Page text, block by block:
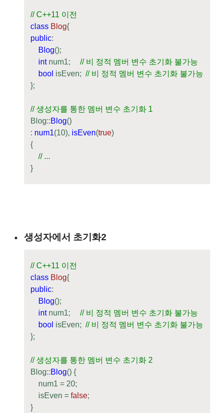
// C++11 이전
class Blog{
public:
Blog();
int num1; // 비 정적 멤버 변수 초기화 불가능
bool isEven; // 비 정적 멤버 변수 초기화 불가능
};
// 생성자를 통한 멤버 변수 초기화 1
Blog::Blog()
: num1(10), isEven(true)
{
// ...
}
생성자에서 초기화2
// C++11 이전
class Blog{
public:
Blog();
int num1; // 비 정적 멤버 변수 초기화 불가능
bool isEven; // 비 정적 멤버 변수 초기화 불가능
};
// 생성자를 통한 멤버 변수 초기화 2
Blog::Blog() {
    num1 =
20;
    isEven =
false;
}